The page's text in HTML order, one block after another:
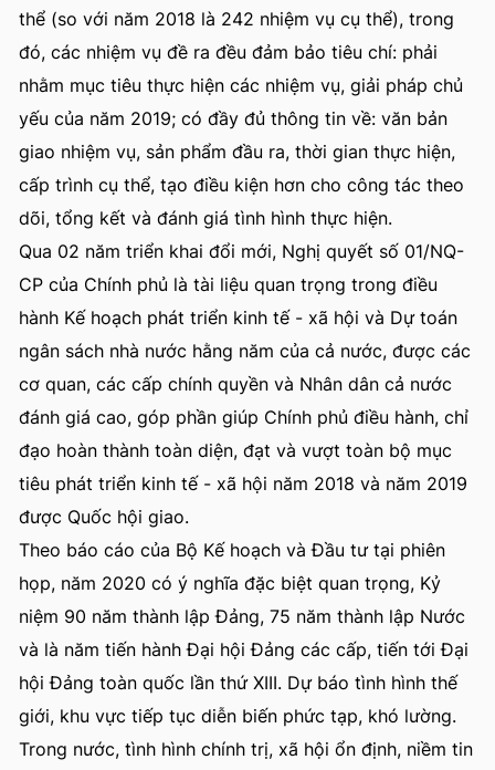
thể (so với năm 2018 là 242 nhiệm vụ cụ thể), trong
đó, các nhiệm vụ đề ra đều đảm bảo tiêu chí: phải
nhằm mục tiêu thực hiện các nhiệm vụ, giải pháp chủ
yếu của năm 2019; có đầy đủ thông tin về: văn bản
giao nhiệm vụ, sản phẩm đầu ra, thời gian thực hiện,
cấp trình cụ thể, tạo điều kiện hơn cho công tác theo
dõi, tổng kết và đánh giá tình hình thực hiện.
Qua 02 năm triển khai đổi mới, Nghị quyết số 01/NQ-
CP của Chính phủ là tài liệu quan trọng trong điều
hành Kế hoạch phát triển kinh tế - xã hội và Dự toán
ngân sách nhà nước hằng năm của cả nước, được các
cơ quan, các cấp chính quyền và Nhân dân cả nước
đánh giá cao, góp phần giúp Chính phủ điều hành, chỉ
đạo hoàn thành toàn diện, đạt và vượt toàn bộ mục
tiêu phát triển kinh tế - xã hội năm 2018 và năm 2019
được Quốc hội giao.
Theo báo cáo của Bộ Kế hoạch và Đầu tư tại phiên
họp, năm 2020 có ý nghĩa đặc biệt quan trọng, Kỷ
niệm 90 năm thành lập Đảng, 75 năm thành lập Nước
và là năm tiến hành Đại hội Đảng các cấp, tiến tới Đại
hội Đảng toàn quốc lần thứ XIII. Dự báo tình hình thế
giới, khu vực tiếp tục diễn biến phức tạp, khó lường.
Trong nước, tình hình chính trị, xã hội ổn định, niềm tin